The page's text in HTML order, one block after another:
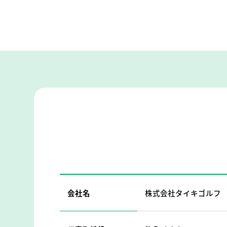
会社名 株式会社タイキゴルフ